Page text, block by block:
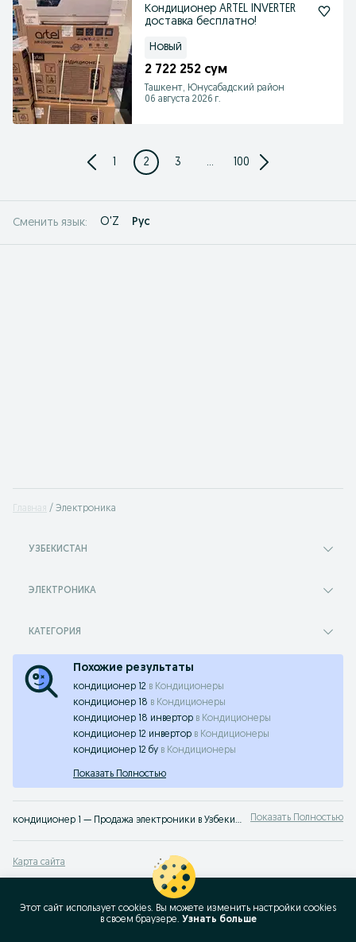
Кондиционер ARTEL INVERTER
доставка бесплатно!
Новый
2 722 252 сум
Ташкент, Юнусабадский район
06 августа 2026 г.
1 2 3 ... 100
Сменить язык: O'Z Рус
Главная Электроника
УЗБЕКИСТАН
ЭЛЕКТРОНИКА
КАТЕГОРИЯ
Похожие результаты
кондиционер 12 в Кондиционеры
кондиционер 18 в Кондиционеры
кондиционер 18 инвертор в Кондиционеры
кондиционер 12 инвертор в Кондиционеры
кондиционер 12 бу в Кондиционеры
Показать Полностью
кондиционер 1 — Продажа электроники в Узбекистане ✔️ Большой выбор новых и б/у смартфонов, наушников и аксессуаров по выгодным ценам ☝ Проверенные предложения на OLX.uz Показать Полностью
Карта сайта
Карта бизнес-страницы
Популярные запросы
Этот сайт использует cookies. Вы можете изменить настройки cookies
в своeм браузере. Узнать больше